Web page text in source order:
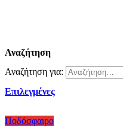
Αναζήτηση
Αναζήτηση για:
Επιλεγμένες
Ποδόσφαιρο